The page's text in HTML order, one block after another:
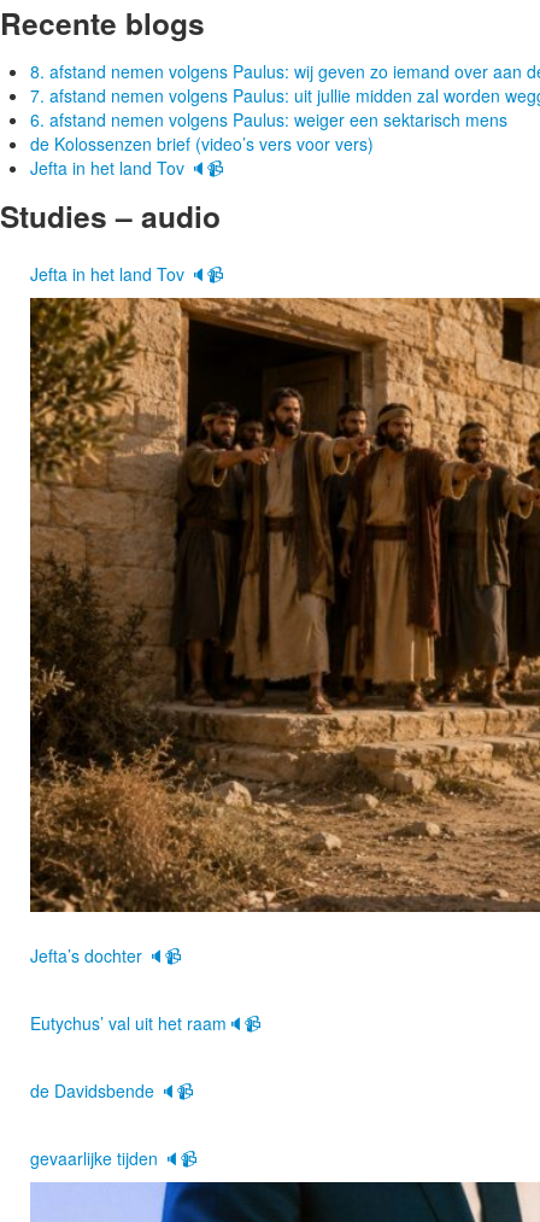
Recente blogs
8. afstand nemen volgens Paulus: wij geven zo iemand over aan
7. afstand nemen volgens Paulus: uit jullie midden zal worden
6. afstand nemen volgens Paulus: weiger een sektarisch mens
de Kolossenzen brief (video’s vers voor vers)
Jefta in het land Tov 🔈📹
Studies – audio
Jefta in het land Tov 🔈📹
Jefta’s dochter 🔈📹
Eutychus’ val uit het raam🔈📹
de Davidsbende 🔈📹
gevaarlijke tijden 🔈📹